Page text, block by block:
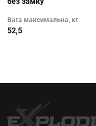
Вага максимальна, кг
52,5